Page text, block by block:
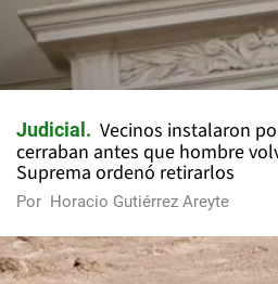
Judicial
Vecinos instalaron
cerraban antes que hombre
Suprema ordenó retirarlos
Por Horacio Gutiérrez Areyte